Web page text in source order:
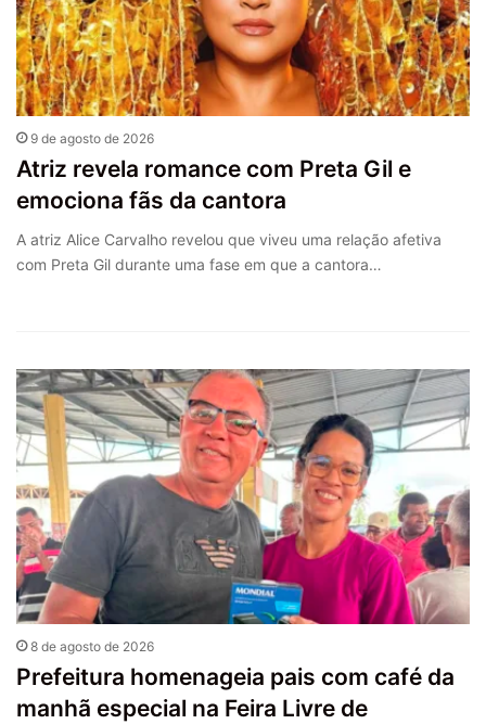
9 de agosto de 2026
Atriz revela romance com Preta Gil e
emociona fãs da cantora
A atriz Alice Carvalho revelou que viveu uma relação afetiva
com Preta Gil durante uma fase em que a cantora…
8 de agosto de 2026
Prefeitura homenageia pais com café da
manhã especial na Feira Livre de